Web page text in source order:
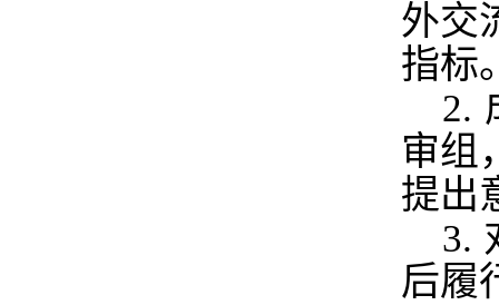
外交
指标
2.
审组
提出
3.
后履